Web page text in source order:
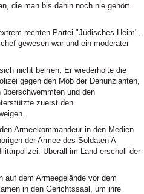
die man bis dahin noch nie gehört
rechten Partei "Jüdisches Heim",
gewesen war und ein moderater
nicht beirren. Er wiederholte die
gegen den Mob der Denunzianten,
und den
zuerst den
Armeekommandeur in den Medien
der Armee des Soldaten A
Überall im Land erscholl der
auf dem Armeegelände vor dem
in den Gerichtssaal, um ihre